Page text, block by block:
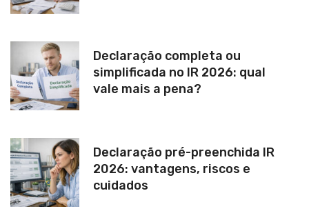
Declaração completa ou
simplificada no IR 2026: qual
vale mais a pena?
Declaração pré-preenchida IR
2026: vantagens, riscos e
cuidados